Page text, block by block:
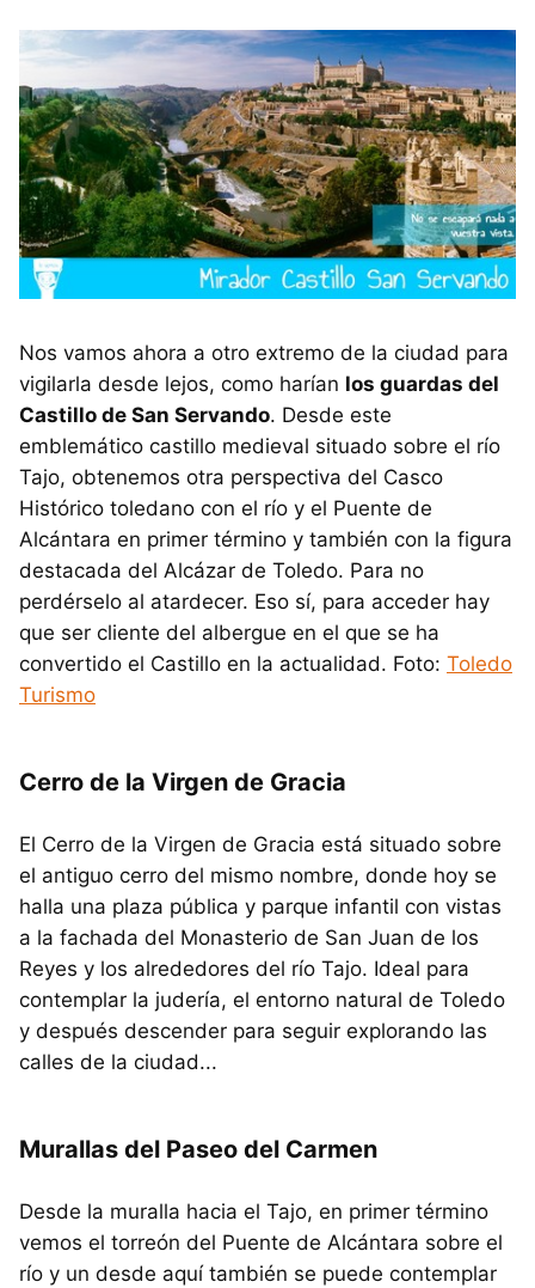
Nos vamos ahora a otro extremo de la ciudad para
vigilarla desde lejos, como harían los guardas del
Castillo de San Servando. Desde este
emblemático castillo medieval situado sobre el río
Tajo, obtenemos otra perspectiva del Casco
Histórico toledano con el río y el Puente de
Alcántara en primer término y también con la figura
destacada del Alcázar de Toledo. Para no
perdérselo al atardecer. Eso sí, para acceder hay
que ser cliente del albergue en el que se ha
convertido el Castillo en la actualidad. Foto: Toledo
Turismo
Cerro de la Virgen de Gracia
El Cerro de la Virgen de Gracia está situado sobre
el antiguo cerro del mismo nombre, donde hoy se
halla una plaza pública y parque infantil con vistas
a la fachada del Monasterio de San Juan de los
Reyes y los alrededores del río Tajo. Ideal para
contemplar la judería, el entorno natural de Toledo
y después descender para seguir explorando las
calles de la ciudad...
Murallas del Paseo del Carmen
Desde la muralla hacia el Tajo, en primer término
vemos el torreón del Puente de Alcántara sobre el
río y un desde aquí también se puede contemplar